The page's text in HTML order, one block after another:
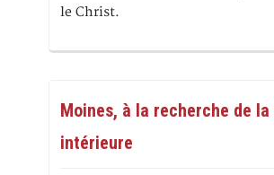
le Christ.
Moines, à la recherche de la
intérieure